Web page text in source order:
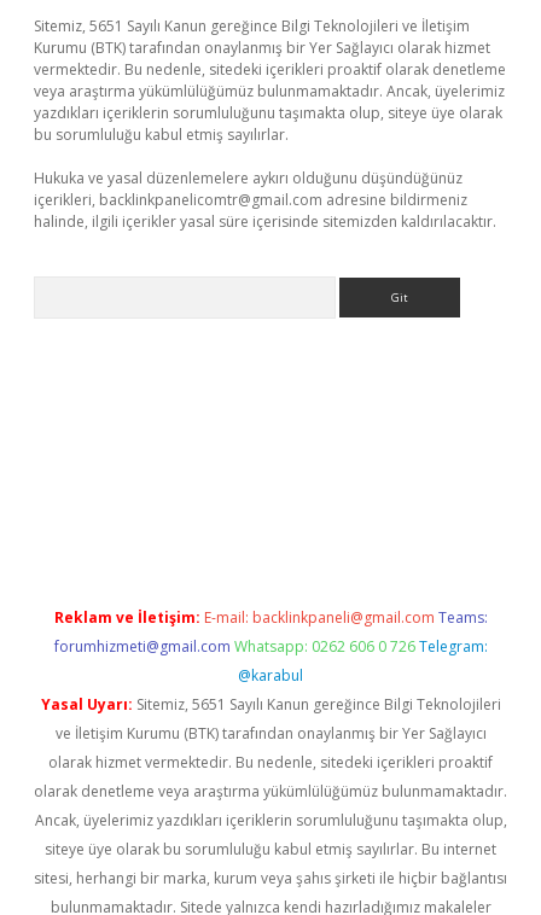
Sitemiz, 5651 Sayılı Kanun gereğince Bilgi Teknolojileri ve İletişim
Kurumu (BTK) tarafından onaylanmış bir Yer Sağlayıcı olarak hizmet
vermektedir. Bu nedenle, sitedeki içerikleri proaktif olarak denetleme
veya araştırma yükümlülüğümüz bulunmamaktadır. Ancak, üyelerimiz
yazdıkları içeriklerin sorumluluğunu taşımakta olup, siteye üye olarak
bu sorumluluğu kabul etmiş sayılırlar.
Hukuka ve yasal düzenlemelere aykırı olduğunu düşündüğünüz
içerikleri, backlinkpanelicomtr@gmail.com adresine bildirmeniz
halinde, ilgili içerikler yasal süre içerisinde sitemizden kaldırılacaktır.
Reklam ve İletişim: E-mail: backlinkpaneli@gmail.com Teams:
forumhizmeti@gmail.com Whatsapp: 0262 606 0 726 Telegram:
@karabul
Yasal Uyarı: Sitemiz, 5651 Sayılı Kanun gereğince Bilgi Teknolojileri
ve İletişim Kurumu (BTK) tarafından onaylanmış bir Yer Sağlayıcı
olarak hizmet vermektedir. Bu nedenle, sitedeki içerikleri proaktif
olarak denetleme veya araştırma yükümlülüğümüz bulunmamaktadır.
Ancak, üyelerimiz yazdıkları içeriklerin sorumluluğunu taşımakta olup,
siteye üye olarak bu sorumluluğu kabul etmiş sayılırlar. Bu internet
sitesi, herhangi bir marka, kurum veya şahıs şirketi ile hiçbir bağlantısı
bulunmamaktadır. Sitede yalnızca kendi hazırladığımız makaleler